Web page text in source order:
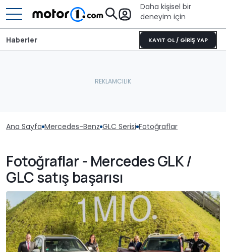
Daha kişisel bir
deneyim için
KAYIT OL / GİRİŞ YAP
Haberler
Ana Sayfa Mercedes-Benz GLC Serisi Fotoğraflar
Fotoğraflar - Mercedes GLK /
GLC satış başarısı